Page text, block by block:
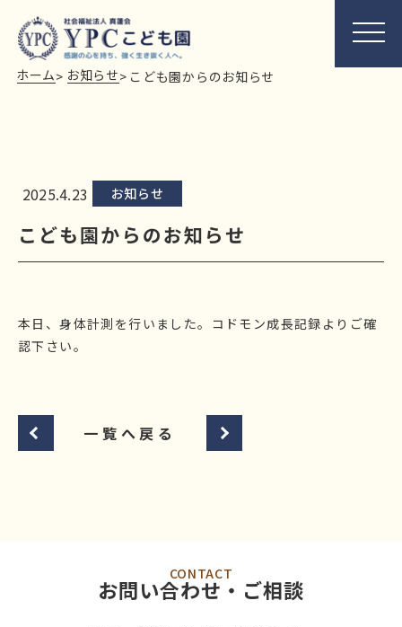
ホーム> お知らせ> こども園からのお知らせ
2025.4.23 お知らせ
こども園からのお知らせ
本日、身体計測を行いました。コドモン成長記録よりご確
認下さい。
一覧へ戻る
CONTACT
お問い合わせ・ご相談